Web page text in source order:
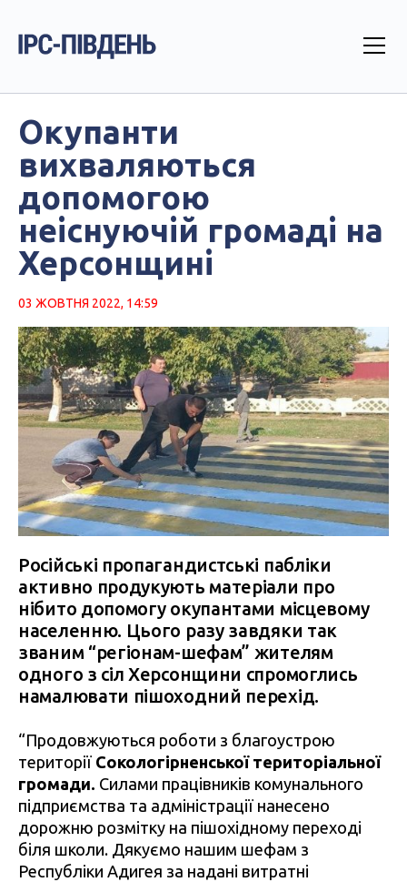
Окупанти
вихваляються
допомогою
неіснуючій громаді на
Херсонщині
03 ЖОВТНЯ 2022, 14:59
Російські пропагандистські пабліки
активно продукують матеріали про
нібито допомогу окупантами місцевому
населенню. Цього разу завдяки так
званим “регіонам-шефам” жителям
одного з сіл Херсонщини спромоглись
намалювати пішоходний перехід.
“Продовжуються роботи з благоустрою
території Сокологірненської територіальної
громади. Силами працівників комунального
підприємства та адміністрації нанесено
дорожню розмітку на пішохідному переході
біля школи. Дякуємо нашим шефам з
Республіки Адигея за надані витратні